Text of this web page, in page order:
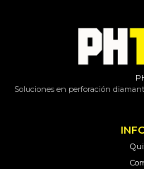
Soluciones en perforación